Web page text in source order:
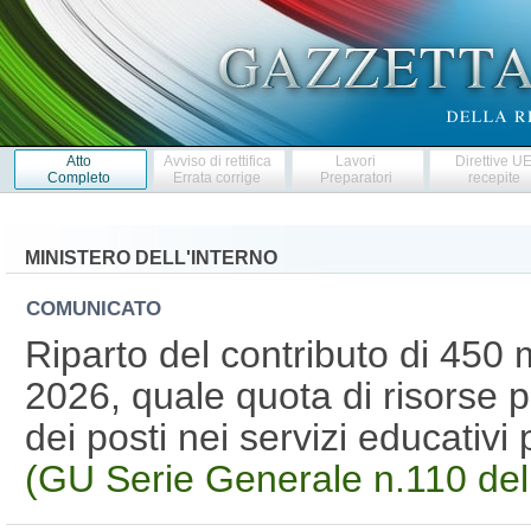
Atto
Completo
Avviso di rettifica
Errata corrige
Lavori
Preparatori
Direttive
recepite
MINISTERO DELL'INTERNO
COMUNICATO
Riparto del contributo di 450
2026, quale quota di risorse
dei posti nei servizi educativi
(GU Serie Generale n.110